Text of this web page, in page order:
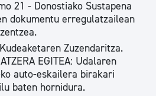
21 - Donostiako Sustapena
dokumentu erregulatzailean
Zuzendaritza.
EGITEA: Udalaren
auto-eskailera birakari
baten hornidura.